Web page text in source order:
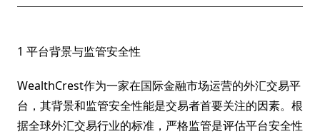
1 平台背景与监管安全性
WealthCrest作为一家在国际金融市场运营的外汇交易平
台，其背景和监管安全性能是交易者首要关注的因素。根
据全球外汇交易行业的标准，严格监管是评估平台安全性